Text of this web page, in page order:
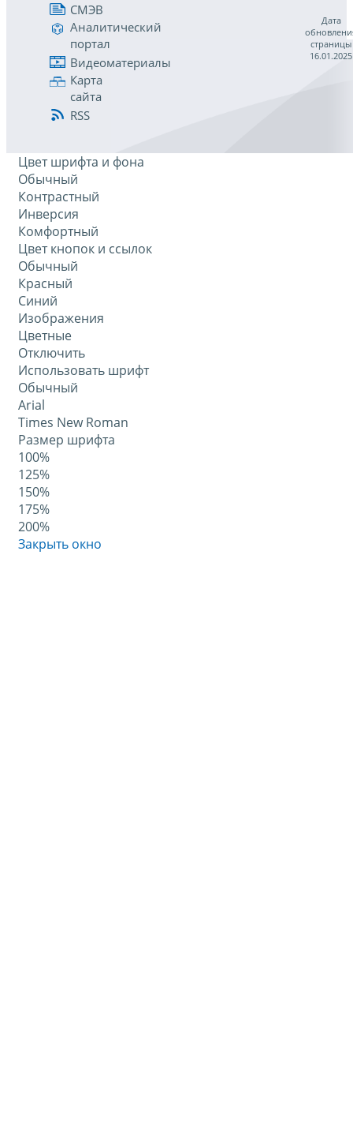
СМЭВ
Аналитический
портал
Видеоматериалы
Карта
сайта
RSS
Дата
страницы
16.01.2025
Цвет шрифта и фона
Обычный
Контрастный
Инверсия
Комфортный
Цвет кнопок и ссылок
Обычный
Красный
Синий
Изображения
Цветные
Отключить
Использовать шрифт
Обычный
Arial
Times New Roman
Размер шрифта
100%
125%
150%
175%
200%
Закрыть окно